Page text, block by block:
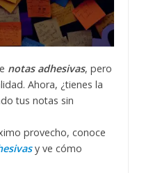
notas adhesivas, pero
Ahora, ¿tienes la
tus notas sin
provecho, conoce
y ve cómo